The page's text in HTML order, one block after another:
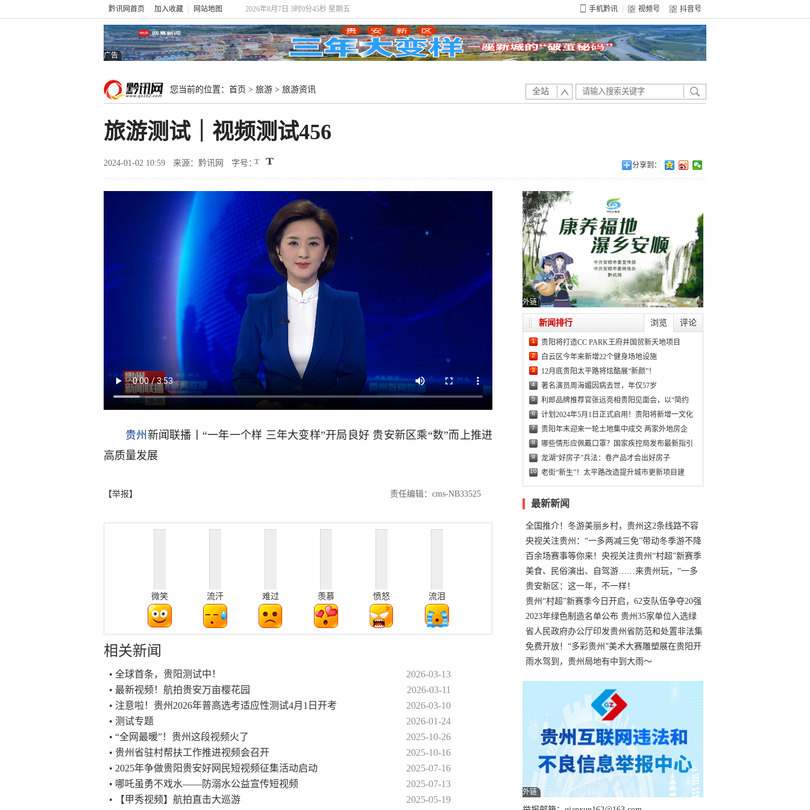
黔讯网首页 加入收藏 网站地图 2026年8月7日 3时0分45秒 星期五 手机黔讯 视频号 抖音号
广告
您当前的位置： 首页 > 旅游 > 旅游资讯 全站
旅游测试｜视频测试456
2024-01-02 10:59 来源：黔讯网 字号： 分享到：
贵州 新闻联播丨“一年一个样 三年大变样”开局良好 贵安新区乘“数”而上推进
高质量发展
【举报】 责任编辑：cms-NB33525
微笑 流汗 难过 羡慕 愤怒 流泪
相关新闻
• 全球首条，贵阳测试中！
2026-03-13
• 最新视频！航拍贵安万亩樱花园
2026-03-11
• 注意啦！贵州2026年普高选考适应性测试4月1日开考
2026-03-10
• 测试专题
2026-01-24
• “全网最暖”！贵州这段视频火了
2025-10-26
• 贵州省驻村帮扶工作推进视频会召开
2025-10-16
• 2025年争做贵阳贵安好网民短视频征集活动启动
2025-07-16
• 哪吒虽勇不戏水——防溺水公益宣传短视频
2025-07-13
• 【甲秀视频】航拍直击大巡游
2025-05-19
外链
浏览 评论
新闻排行
1 贵阳将打造CC PARK王府井国贸新天地项目
2 白云区今年来新增22个健身场地设施
3 12月底贵阳太平路将炫酷展“新颜”！
4 著名演员周海媚因病去世，年仅57岁
5 利郎品牌推荐官张远亮相贵阳见面会，以“简约
6 计划2024年5月1日正式启用！贵阳将新增一文化
7 贵阳年末迎来一轮土地集中成交 两家外地房企
8 哪些情形应佩戴口罩？国家疾控局发布最新指引
9 龙湖“好房子”兵法：卷产品才会出好房子
10 老街“新生”！太平路改造提升城市更新项目建
最新新闻
全国推介！冬游美丽乡村，贵州这2条线路不容
错过
央视关注贵州：“一多两减三免”带动冬季游不降
温
百余场赛事等你来！央视关注贵州“村超”新赛季
正式“打响”
美食、民俗演出、自驾游……来贵州玩，“一多
两减三免”！
贵安新区：这一年，不一样！
贵州“村超”新赛季今日开启，62支队伍争夺20强
名额
2023年绿色制造名单公布 贵州35家单位入选绿
色工厂
省人民政府办公厅印发贵州省防范和处置非法集
资工作实施细则
免费开放！“多彩贵州”美术大赛雕塑展在贵阳开
展，持续至1月19日
雨水驾到，贵州局地有中到大雨～
外链